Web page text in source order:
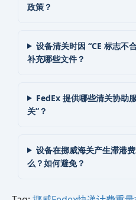
政策？
设备清关时因 “CE 标志不
补充哪些文件？
FedEx 提供哪些清关协助
关”？
设备在挪威‌‌海关产生滞港
么？如何避免？